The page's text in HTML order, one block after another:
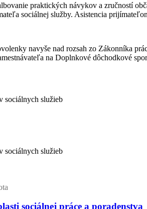
praktických návykov a zručností
sociálnej služby. Asistencia
navyše nad rozsah zo Zákonníka
na Doplnkové dôchodkové
služieb
služieb
sociálnej práce a poradenstva